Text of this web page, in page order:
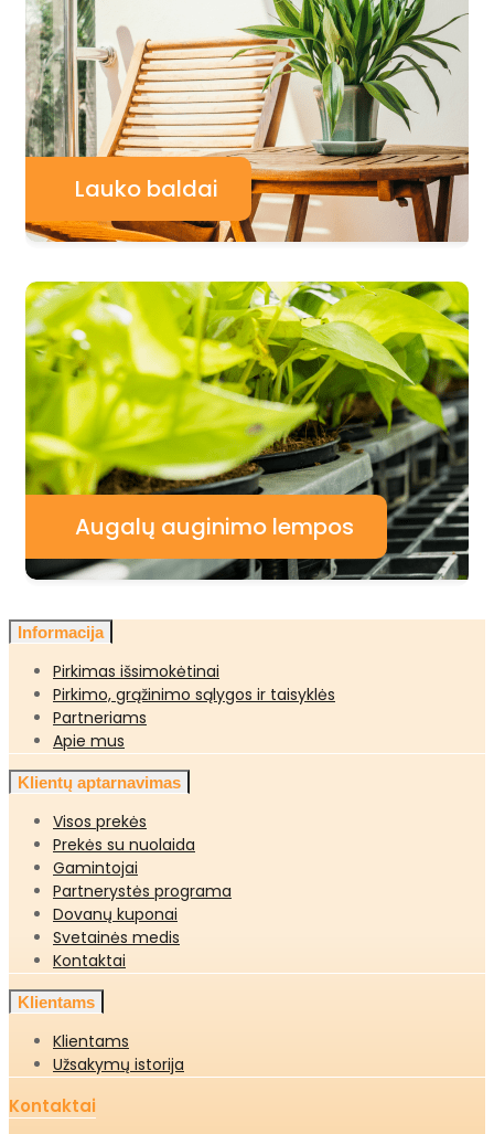
Lauko baldai
Augalų auginimo lempos
Informacija
Pirkimas išsimokėtinai
Pirkimo, grąžinimo sąlygos ir taisyklės
Partneriams
Apie mus
Klientų aptarnavimas
Visos prekės
Prekės su nuolaida
Gamintojai
Partnerystės programa
Dovanų kuponai
Svetainės medis
Kontaktai
Klientams
Klientams
Užsakymų istorija
Kontaktai